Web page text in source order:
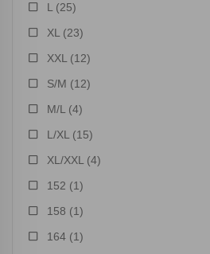
L (25)
XL (23)
XXL (12)
S/M (12)
M/L (4)
L/XL (15)
XL/XXL (4)
152 (1)
158 (1)
164 (1)